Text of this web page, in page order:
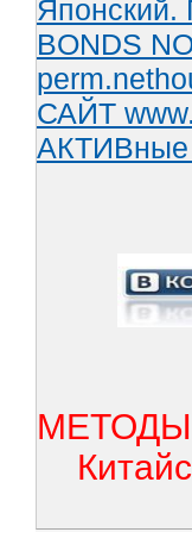
Японский.
BONDS
САЙТ
АКТИВные
МЕТОДЫ